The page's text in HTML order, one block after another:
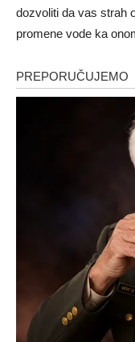
dozvoliti da vas strah
promene vode ka